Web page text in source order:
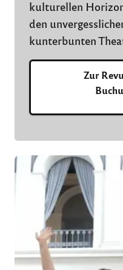
kulturellen
den
kunterbunten
Zur